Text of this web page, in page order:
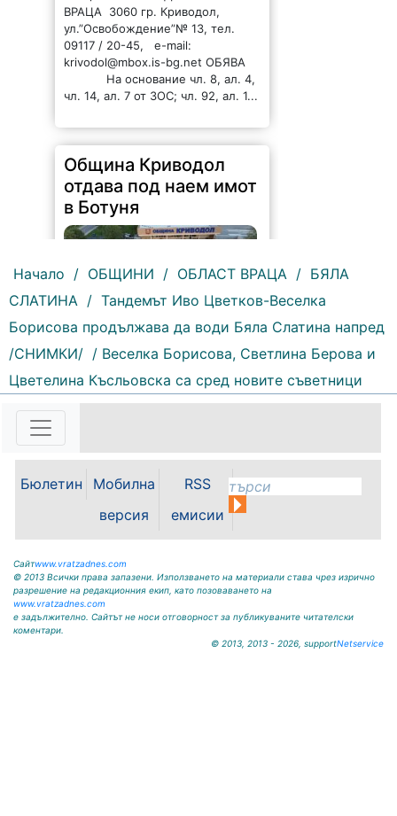
ВРАЦА 3060 гр. Криводол,
ул.”Освобождение”№ 13, тел.
09117 / 20-45, e-mail:
krivodol@mbox.is-bg.net ОБЯВА
На основание чл. 8, ал. 4,
чл. 14, ал. 7 от ЗОС; чл. 92, ал. 1...
Община Криводол
отдава под наем имот
в Ботуня
145 | 2026-08-07 11:30:54
ВРАЦА 3060 гр. Криводол, ул.
„Освобождение” № 13, тел.
На основание чл. 8, ал. 4,
Начало / ОБЩИНИ / ОБЛАСТ ВРАЦА / БЯЛА
СЛАТИНА / Тандемът Иво Цветков-Веселка
Борисова продължава да води Бяла Слатина напред
/СНИМКИ/ / Веселка Борисова, Светлина Берова и
Цветелина Късльовска са сред новите съветници
Бюлетин
Мобилна
версия
RSS
емисии
Сайтwww.vratzadnes.com
© 2013 Всички права запазени. Използването на материали става чрез изрично
разрешение на редакционния екип, като позоваването на
www.vratzadnes.com
е задължително. Сайтът не носи отговорност за публикуваните читателски
коментари.
© 2013, 2013 - 2026, supportNetservice